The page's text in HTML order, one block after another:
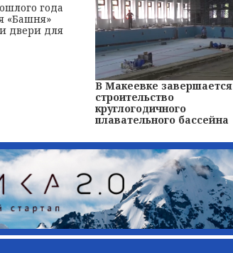
года
«Башня»
двери для
В Макеевке завершается
строительство
круглогодичного
плавательного бассейна